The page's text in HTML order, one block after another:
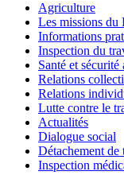
Agriculture
Les missions du
Informations
Inspection du
Santé et
Relations
Relations
Lutte contre le
Actualités
Dialogue social
Détachement
Inspection